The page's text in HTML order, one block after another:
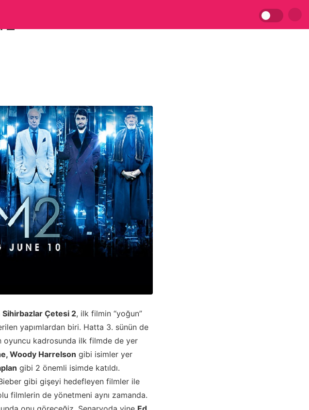
2
Sihirbazlar Çetesi 2, ilk filmin “yoğun”
yapımlardan biri. Hatta 3. sünün de
kadrosunda ilk filmde de yer
Woody Harrelson gibi isimler yer
gibi 2 önemli isimde katıldı.
gibi gişeyi hedefleyen filmler ile
filmlerin de yönetmeni aynı zamanda.